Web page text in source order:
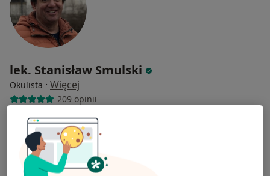
lek. Stanisław Smulski
Okulista · Więcej
209 opinii
Wrocławska 53e/LU1, Kraków
Optyk-Okulista
Konsultacja okulistyczna